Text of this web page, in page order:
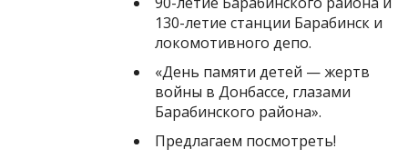
130-летие станции Барабинск и
локомотивного депо.
«День памяти детей — жертв
войны в Донбассе, глазами
Барабинского района».
Предлагаем посмотреть!